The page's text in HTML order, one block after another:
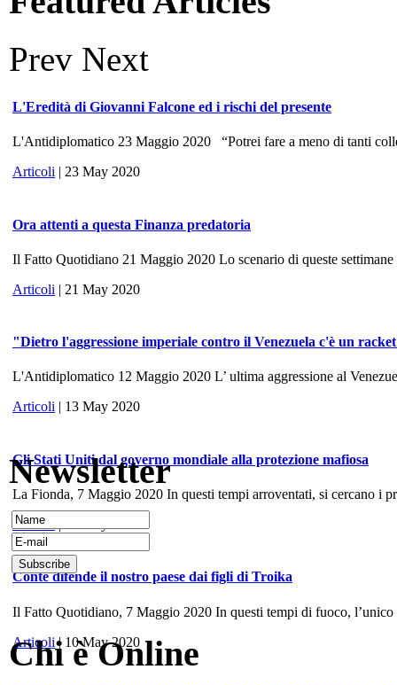
Prev Next
L'Eredità di Giovanni Falcone ed i rischi del presente
L'Antidiplomatico 23 Maggio 2020 “Potrei fare a meno di tanti
Articoli | 23 May 2020
Ora attenti a questa Finanza predatoria
Il Fatto Quotidiano 21 Maggio 2020 Lo scenario di queste
Articoli | 21 May 2020
"Dietro l'aggressione imperiale contro il Venezuela c'è un
L'Antidiplomatico 12 Maggio 2020 L’ ultima aggressione al
Articoli | 13 May 2020
Gli Stati Uniti dal governo mondiale alla protezione mafiosa
La Fionda, 7 Maggio 2020 In questi tempi arroventati, si cercano i
Articoli
Conte difende il nostro paese dai figli di Troika
Il Fatto Quotidiano, 7 Maggio 2020 In questi tempi di fuoco,
Articoli| 10 May 2020
Newsletter
Chi è Online